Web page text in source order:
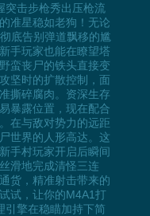
突击步枪秀出压枪流
准星稳如老狗！无论
底告别弹道飘移的尴
手玩家也能在瞭望塔
蛮丧尸的铁头直接变
坚时的扩散控制，面
撕碎腐肉。资深生存
暴露位置，现在配合
在与敌对势力的远距
世界的人形高达。这
手村玩家开启后瞬间
滑地完成清怪三连
货，精准射击带来的
试，让你的M4A1打
引擎在稳瞄加持下简